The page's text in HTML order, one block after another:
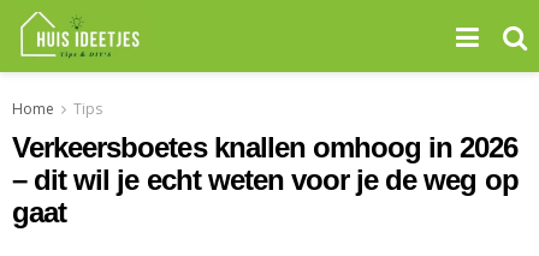
Home Tips
Verkeersboetes knallen omhoog in 2026
– dit wil je echt weten voor je de weg op
gaat